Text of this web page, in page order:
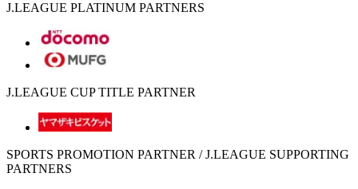
J.LEAGUE PLATINUM PARTNERS
J.LEAGUE CUP TITLE PARTNER
SPORTS PROMOTION PARTNER / J.LEAGUE SUPPORTING
PARTNERS